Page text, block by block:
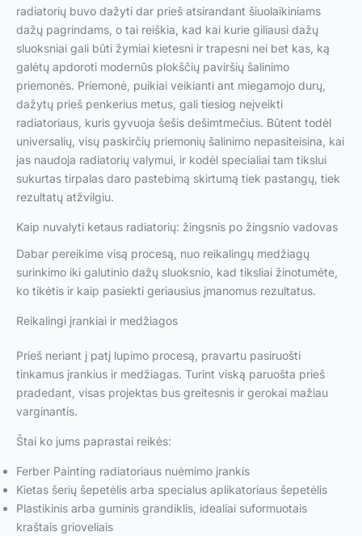
radiatorių buvo dažyti dar prieš atsirandant šiuolaikiniams
dažų pagrindams, o tai reiškia, kad kai kurie giliausi dažų
sluoksniai gali būti žymiai kietesni ir trapesni nei bet kas, ką
galėtų apdoroti modernūs plokščių paviršių šalinimo
priemonės. Priemonė, puikiai veikianti ant miegamojo durų,
dažytų prieš penkerius metus, gali tiesiog neįveikti
radiatoriaus, kuris gyvuoja šešis dešimtmečius. Būtent todėl
universalių, visų paskirčių priemonių šalinimo nepasiteisina, kai
jas naudoja radiatorių valymui, ir kodėl specialiai tam tikslui
sukurtas tirpalas daro pastebimą skirtumą tiek pastangų, tiek
rezultatų atžvilgiu.
Kaip nuvalyti ketaus radiatorių: žingsnis po žingsnio vadovas
Dabar pereikime visą procesą, nuo reikalingų medžiagų
surinkimo iki galutinio dažų sluoksnio, kad tiksliai žinotumėte,
ko tikėtis ir kaip pasiekti geriausius įmanomus rezultatus.
Reikalingi įrankiai ir medžiagos
Prieš neriant į patį lupimo procesą, pravartu pasiruošti
tinkamus įrankius ir medžiagas. Turint viską paruošta prieš
pradedant, visas projektas bus greitesnis ir gerokai mažiau
varginantis.
Štai ko jums paprastai reikės:
Ferber Painting radiatoriaus nuėmimo įrankis
Kietas šerių šepetėlis arba specialus aplikatoriaus šepetėlis
Plastikinis arba guminis grandiklis, idealiai suformuotais
kraštais grioveliais